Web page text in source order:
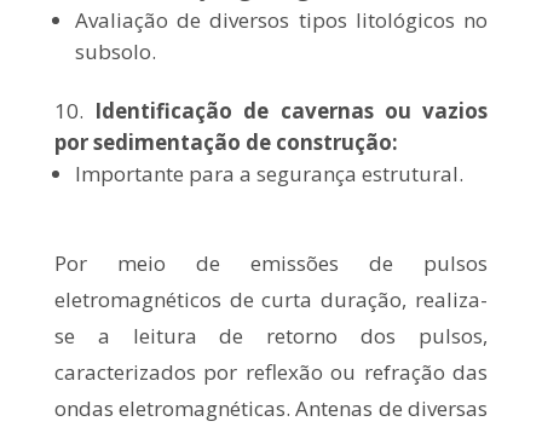
Avaliação de diversos tipos litológicos no
subsolo.
Identificação de cavernas ou vazios
por sedimentação de construção:
Importante para a segurança estrutural.
Por meio de emissões de pulsos
eletromagnéticos de curta duração, realiza-
se a leitura de retorno dos pulsos,
caracterizados por reflexão ou refração das
ondas eletromagnéticas. Antenas de diversas